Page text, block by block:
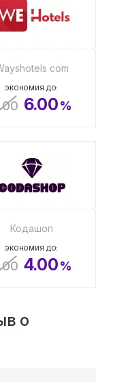
com
ЭКОНОМИЯ ДО:
6.00%
Кодашоп
ЭКОНОМИЯ ДО:
4.00%
о